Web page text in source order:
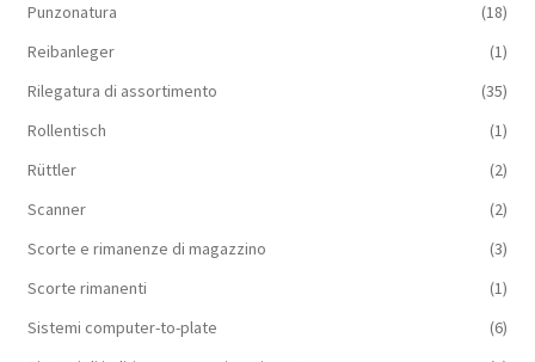
Punzonatura
(18)
Reibanleger
(1)
Rilegatura di assortimento
(35)
Rollentisch
(1)
Rüttler
(2)
Scanner
(2)
Scorte e rimanenze di magazzino
(3)
Scorte rimanenti
(1)
Sistemi computer-to-plate
(6)